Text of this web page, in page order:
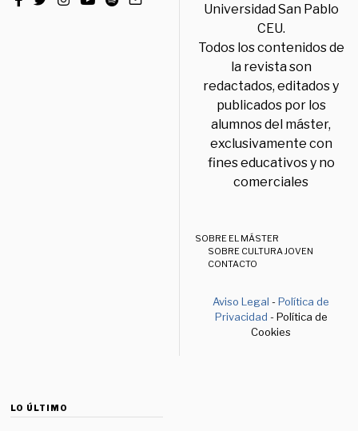
Universidad San Pablo
CEU.
Todos los contenidos de
la revista son
redactados, editados y
publicados por los
alumnos del máster,
exclusivamente con
fines educativos y no
comerciales
SOBRE EL MÁSTER
SOBRE CULTURA JOVEN
CONTACTO
Aviso Legal -Política de
Privacidad - Política de
Cookies
LO ÚLTIMO